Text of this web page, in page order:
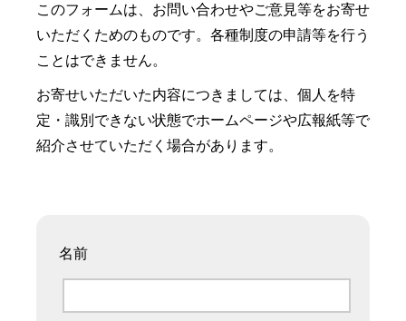
このフォームは、お問い合わせやご意見等をお寄せ
いただくためのものです。各種制度の申請等を行う
ことはできません。
お寄せいただいた内容につきましては、個人を特
定・識別できない状態でホームページや広報紙等で
紹介させていただく場合があります。
名前